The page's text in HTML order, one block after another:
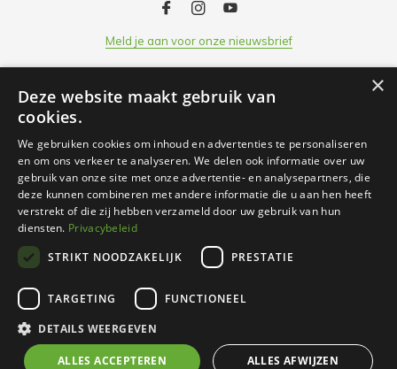
Meld je aan voor onze nieuwsbrief
Klantenservice
Openingsuren
Informatie
Contact
×
Deze website maakt gebruik van
cookies.
We gebruiken cookies om inhoud en advertenties te personaliseren
en om ons verkeer te analyseren. We delen ook informatie over uw
gebruik van onze site met onze advertentie- en analysepartners, die
deze kunnen combineren met andere informatie die u aan hen heeft
verstrekt of die zij hebben verzameld door uw gebruik van hun
diensten. Privacybeleid
STRIKT NOODZAKELIJK
PRESTATIE
TARGETING FUNCTIONEEL
DETAILS WEERGEVEN
ALLES ACCEPTEREN ALLES AFWIJZEN